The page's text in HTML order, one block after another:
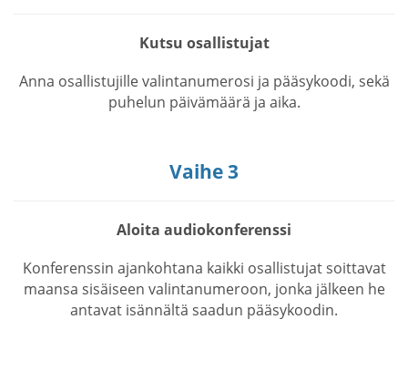
Kutsu osallistujat
Anna osallistujille valintanumerosi ja pääsykoodi, sekä
puhelun päivämäärä ja aika.
Vaihe 3
Aloita audiokonferenssi
Konferenssin ajankohtana kaikki osallistujat soittavat
maansa sisäiseen valintanumeroon, jonka jälkeen he
antavat isännältä saadun pääsykoodin.